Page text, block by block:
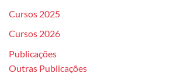
Cursos 2025
Cursos 2026
Publicações
Outras Publicações